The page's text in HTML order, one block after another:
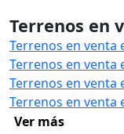
Terrenos en
Terrenos en venta
Terrenos en venta
Terrenos en venta
Terrenos en venta
Ver más